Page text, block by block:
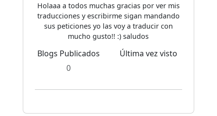
Holaaa a todos muchas gracias por ver mis
traducciones y escribirme sigan mandando
sus peticiones yo las voy a traducir con
mucho gusto!! :) saludos
Blogs Publicados
0
Última vez visto